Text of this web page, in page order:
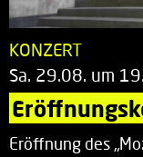
KONZERT
Sa. 29.08. um
Eröffnung des